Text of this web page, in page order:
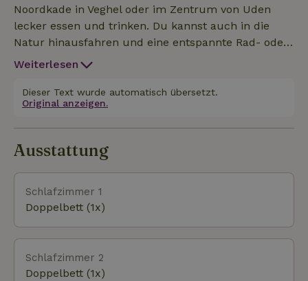
Noordkade in Veghel oder im Zentrum von Uden
lecker essen und trinken. Du kannst auch in die
Natur hinausfahren und eine entspannte Rad- oder
Wandertour machen. Das nahegelegene
A 50 entfernt
Weiterlesen
Dieser Text wurde automatisch übersetzt.
Original anzeigen.
Ausstattung
Schlafzimmer 1
Doppelbett (1x)
Schlafzimmer 2
Doppelbett (1x)